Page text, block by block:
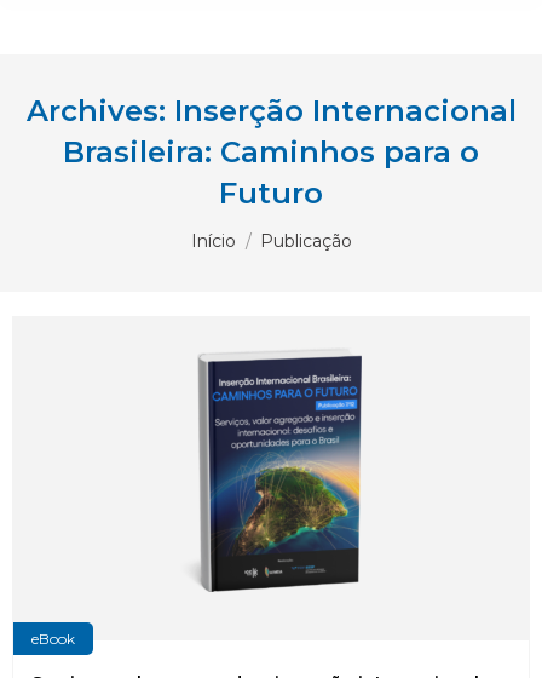
Archives: Inserção Internacional
Brasileira: Caminhos para o
Futuro
Início Publicação
eBook